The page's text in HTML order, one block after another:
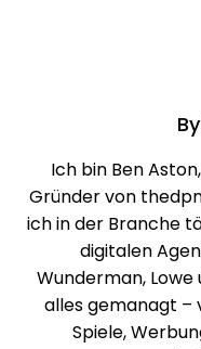
By
Ich bin Ben
Gründer von
ich in der Branche
digitalen
Wunderman,
alles gemanagt –
Spiele,